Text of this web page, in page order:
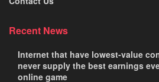
Recent News
Internet that have lowest-value
never supply the best earnings
online game